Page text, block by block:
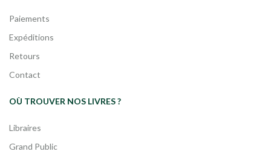
Paiements
Expéditions
Retours
Contact
OÙ TROUVER NOS LIVRES ?
Libraires
Grand Public